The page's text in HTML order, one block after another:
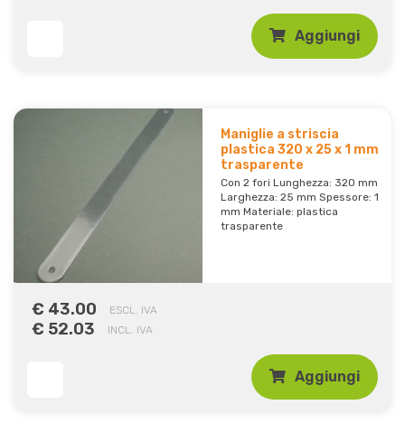
Aggiungi
Maniglie a striscia
plastica 320 x 25 x 1 mm
trasparente
Con 2 fori Lunghezza: 320 mm
Larghezza: 25 mm Spessore: 1
mm Materiale: plastica
trasparente
€ 43.00 ESCL. IVA
€ 52.03 INCL. IVA
Aggiungi